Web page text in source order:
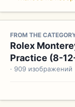
FROM THE
Rolex
Practice (8-
· 909 изображений